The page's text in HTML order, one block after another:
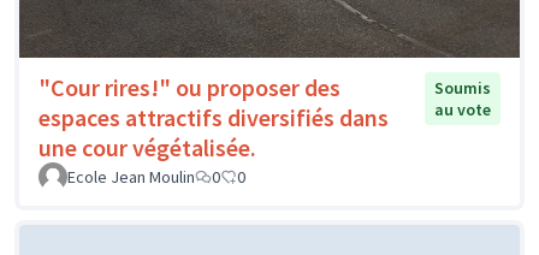
"Cour rires!" ou proposer des
espaces attractifs diversifiés dans
une cour végétalisée.
Soumis
au vote
Ecole Jean Moulin 0 0